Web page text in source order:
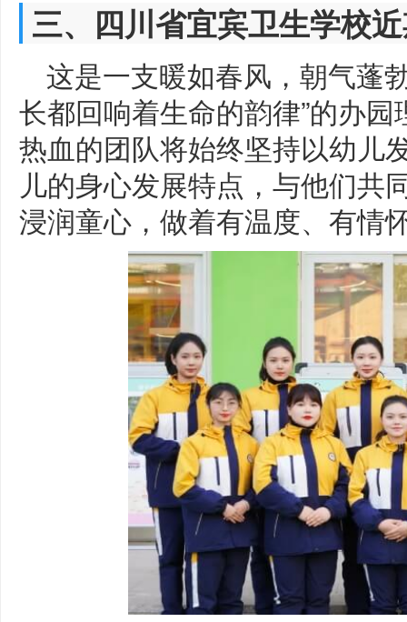
三、四川省宜宾卫生学校
这是一支暖如春风，朝气蓬
长都回响着生命的韵律”的办
热血的团队将始终坚持以幼儿
儿的身心发展特点，与他们共
浸润童心，做着有温度、有情